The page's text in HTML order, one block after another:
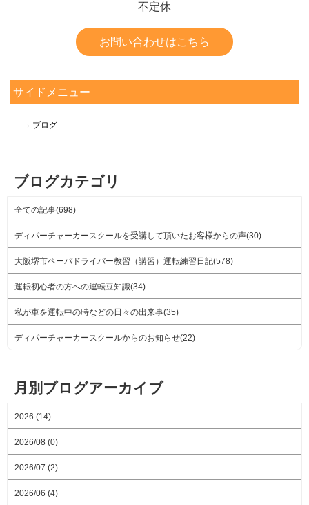
不定休
お問い合わせはこちら
サイドメニュー
ブログ
ブログカテゴリ
全ての記事(698)
ディパーチャーカースクールを受講して頂いたお客様からの声(30)
大阪堺市ペーパドライバー教習（講習）運転練習日記(578)
運転初心者の方への運転豆知識(34)
私が車を運転中の時などの日々の出来事(35)
ディパーチャーカースクールからのお知らせ(22)
月別ブログアーカイブ
2026 (14)
2026/08 (0)
2026/07 (2)
2026/06 (4)